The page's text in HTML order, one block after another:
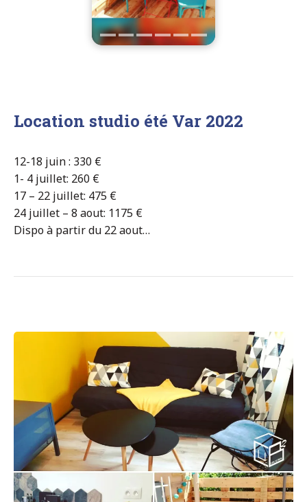
Location studio été Var 2022
12-18 juin : 330 €
1- 4 juillet: 260 €
17 – 22 juillet: 475 €
24 juillet – 8 aout: 1175 €
Dispo à partir du 22 aout…